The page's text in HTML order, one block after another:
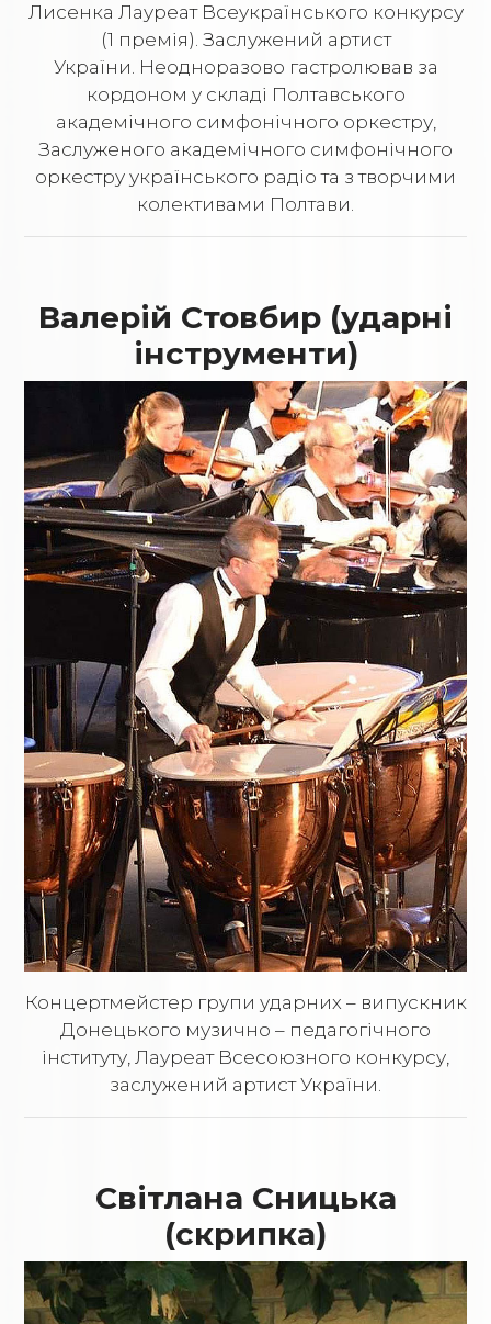
Лисенка Лауреат Всеукраїнського конкурсу
(1 премія). Заслужений артист
України. Неодноразово гастролював за
кордоном у складі Полтавського
академічного симфонічного оркестру,
Заслуженого академічного симфонічного
оркестру українського радіо та з творчими
колективами Полтави.
Валерій Стовбир (ударні
інструменти)
Концертмейстер групи ударних – випускник
Донецького музично – педагогічного
інституту, Лауреат Всесоюзного конкурсу,
заслужений артист України.
Світлана Сницька
(скрипка)